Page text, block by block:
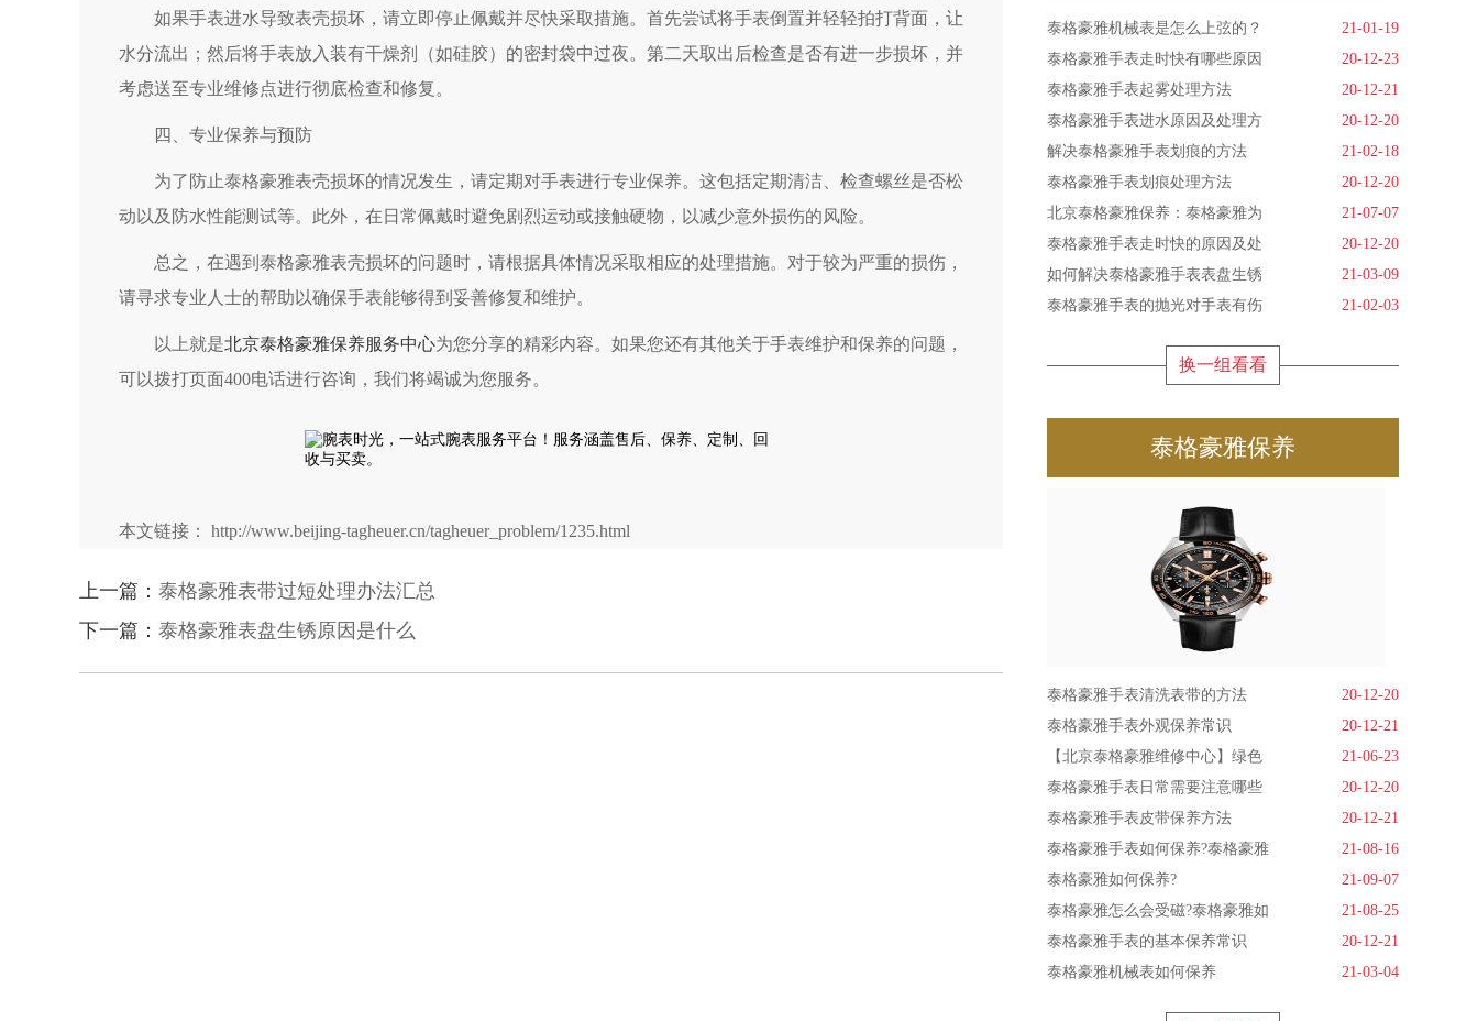
如果手表进水导致表壳损坏，请立即停止佩戴并尽快采取措施。首先尝试将手表倒置并轻轻拍打背面，让
水分流出；然后将手表放入装有干燥剂（如硅胶）的密封袋中过夜。第二天取出后检查是否有进一步损坏，并
考虑送至专业维修点进行彻底检查和修复。
四、专业保养与预防
为了防止泰格豪雅表壳损坏的情况发生，请定期对手表进行专业保养。这包括定期清洁、检查螺丝是否松
动以及防水性能测试等。此外，在日常佩戴时避免剧烈运动或接触硬物，以减少意外损伤的风险。
总之，在遇到泰格豪雅表壳损坏的问题时，请根据具体情况采取相应的处理措施。对于较为严重的损伤，
请寻求专业人士的帮助以确保手表能够得到妥善修复和维护。
以上就是北京泰格豪雅保养服务中心为您分享的精彩内容。如果您还有其他关于手表维护和保养的问题，
可以拨打页面400电话进行咨询，我们将竭诚为您服务。
本文链接： http://www.beijing-tagheuer.cn/tagheuer_problem/1235.html
上一篇： 泰格豪雅表带过短处理办法汇总
下一篇： 泰格豪雅表盘生锈原因是什么
泰格豪雅机械表是怎么上弦的？
21-01-19
泰格豪雅手表走时快有哪些原因
20-12-23
泰格豪雅手表起雾处理方法
20-12-21
泰格豪雅手表进水原因及处理方
20-12-20
解决泰格豪雅手表划痕的方法
21-02-18
泰格豪雅手表划痕处理方法
20-12-20
北京泰格豪雅保养：泰格豪雅为
21-07-07
泰格豪雅手表走时快的原因及处
20-12-20
如何解决泰格豪雅手表表盘生锈
21-03-09
泰格豪雅手表的抛光对手表有伤
21-02-03
换一组看看
泰格豪雅保养
泰格豪雅手表清洗表带的方法
20-12-20
泰格豪雅手表外观保养常识
20-12-21
【北京泰格豪雅维修中心】绿色
21-06-23
泰格豪雅手表日常需要注意哪些
20-12-20
泰格豪雅手表皮带保养方法
20-12-21
泰格豪雅手表如何保养?泰格豪雅
21-08-16
泰格豪雅如何保养?
21-09-07
泰格豪雅怎么会受磁?泰格豪雅如
21-08-25
泰格豪雅手表的基本保养常识
20-12-21
泰格豪雅机械表如何保养
21-03-04